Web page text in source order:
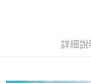
4.訂單成立30分鐘內，
１．簡單：不需註冊會
詳細說